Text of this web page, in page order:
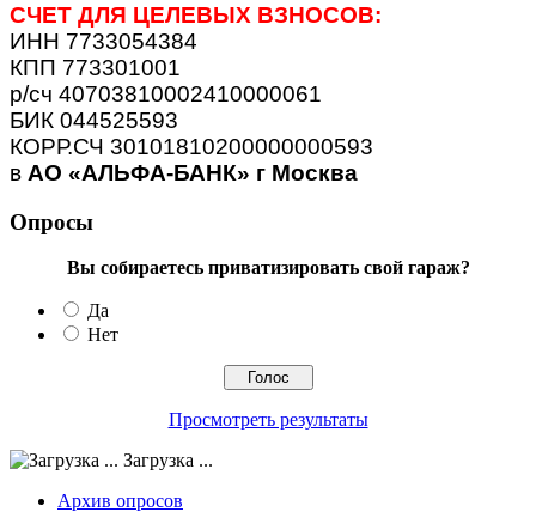
СЧЕТ ДЛЯ ЦЕЛЕВЫХ ВЗНОСОВ:
ИНН 7733054384
КПП 773301001
р/сч 40703810002410000061
БИК 044525593
КОРР.СЧ 30101810200000000593
в АО «АЛЬФА-БАНК» г Москва
Опросы
Вы собираетесь приватизировать свой гараж?
Да
Нет
Просмотреть результаты
Загрузка ...
Архив опросов